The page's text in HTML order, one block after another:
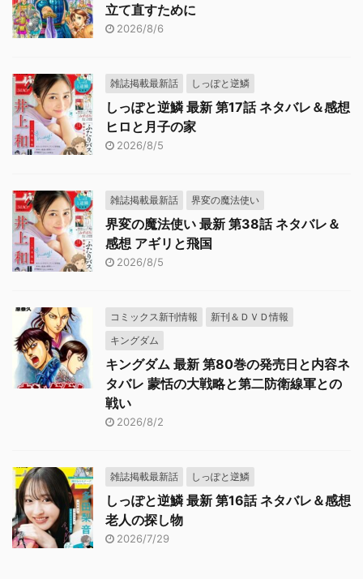
立て直すために
2026/8/6
雑誌掲載最新話 しっぽと逆鱗
しっぽと逆鱗 最新 第17話 ネタバレ＆感想
ヒロと月子の家
2026/8/5
雑誌掲載最新話 界変の魔法使い
界変の魔法使い 最新 第38話 ネタバレ＆
感想 アギリと飛国
2026/8/5
コミックス新刊情報
新刊＆ＤＶＤ情報
キングダム
キングダム 最新 第80巻の発売日と内容ネ
タバレ 蒙恬の大戦略と第二防衛線軍との
戦い
2026/8/2
雑誌掲載最新話 しっぽと逆鱗
しっぽと逆鱗 最新 第16話 ネタバレ＆感想
老人の探し物
2026/7/29